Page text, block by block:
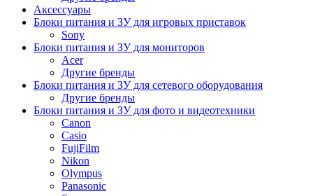
Аксессуары
Блоки питания и ЗУ для игровых приставок
Sony
Блоки питания и ЗУ для мониторов
Acer
Другие бренды
Блоки питания и ЗУ для сетевого оборудования
Другие бренды
Блоки питания и ЗУ для фото и видеотехники
Canon
Casio
FujiFilm
Nikon
Olympus
Panasonic